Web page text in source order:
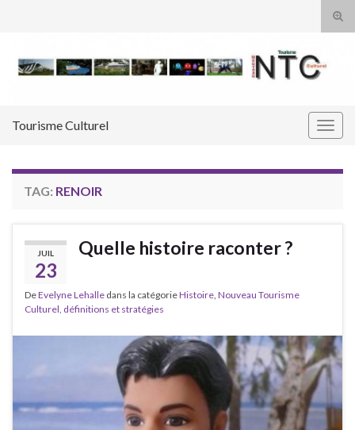
Tourisme Culturel
TAG: RENOIR
JUIL
23
Quelle histoire raconter ?
DeEvelyne Lehalle dans la catégorieHistoire, Nouveau Tourisme
Culturel, définitions et stratégies